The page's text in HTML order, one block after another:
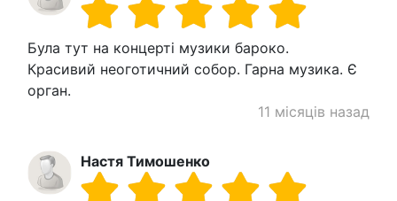
Була тут на концерті музики бароко.
Красивий неоготичний собор. Гарна музика. Є
орган.
11 місяців назад
Настя Тимошенко